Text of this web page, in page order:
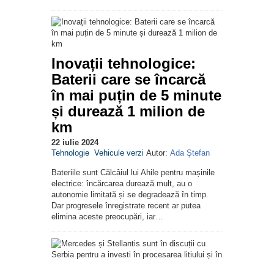
Inovații tehnologice:
Baterii care se încarcă
în mai puțin de 5 minute
și durează 1 milion de
km
22 iulie 2024
Tehnologie Vehicule verzi Autor: Ada Ştefan
Bateriile sunt Călcâiul lui Ahile pentru mașinile
electrice: încărcarea durează mult, au o
autonomie limitată și se degradează în timp.
Dar progresele înregistrate recent ar putea
elimina aceste preocupări, iar…